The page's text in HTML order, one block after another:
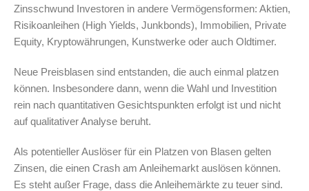
Zinsschwund Investoren in andere Vermögensformen: Aktien,
Risikoanleihen (High Yields, Junkbonds), Immobilien, Private
Equity, Kryptowährungen, Kunstwerke oder auch Oldtimer.
Neue Preisblasen sind entstanden, die auch einmal platzen
können. Insbesondere dann, wenn die Wahl und Investition
rein nach quantitativen Gesichtspunkten erfolgt ist und nicht
auf qualitativer Analyse beruht.
Als potentieller Auslöser für ein Platzen von Blasen gelten
Zinsen, die einen Crash am Anleihemarkt auslösen können.
Es steht außer Frage, dass die Anleihemärkte zu teuer sind.